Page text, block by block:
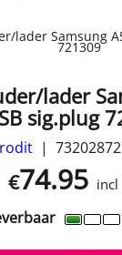
lader Samsung
721309
lader
sig.plug
€74.95 incl